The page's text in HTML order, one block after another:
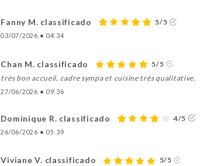
Fanny M. classificado 5/5
03/07/2026 • 04:34
Chan M. classificado
5/5
très bon accueil, cadre sympa et cuisine très qualitative.
27/06/2026 • 09:36
Dominique R. classificado 4/5
26/06/2026 • 05:39
Viviane V. classificado
5/5